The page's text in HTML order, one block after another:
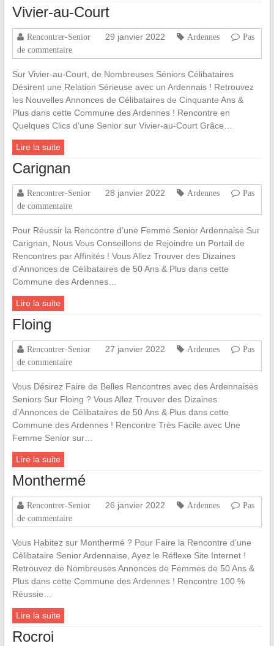
Vivier-au-Court
Rencontrer-Senior 29 janvier 2022 Ardennes
Pas
de commentaire
Sur Vivier-au-Court, de Nombreuses Séniors Célibataires
Désirent une Relation Sérieuse avec un Ardennais ! Retrouvez
les Nouvelles Annonces de Célibataires de Cinquante Ans &
Plus dans cette Commune des Ardennes ! Rencontre en
Quelques Clics d’une Senior sur Vivier-au-Court Grâce…
Lire la suite
Carignan
Rencontrer-Senior 28 janvier 2022 Ardennes
Pas
de commentaire
Pour Réussir la Rencontre d’une Femme Senior Ardennaise Sur
Carignan, Nous Vous Conseillons de Rejoindre un Portail de
Rencontres par Affinités ! Vous Allez Trouver des Dizaines
d’Annonces de Célibataires de 50 Ans & Plus dans cette
Commune des Ardennes…
Lire la suite
Floing
Rencontrer-Senior 27 janvier 2022 Ardennes
Pas
de commentaire
Vous Désirez Faire de Belles Rencontres avec des Ardennaises
Seniors Sur Floing ? Vous Allez Trouver des Dizaines
d’Annonces de Célibataires de 50 Ans & Plus dans cette
Commune des Ardennes ! Rencontre Très Facile avec Une
Femme Senior sur…
Lire la suite
Monthermé
Rencontrer-Senior 26 janvier 2022 Ardennes
Pas
de commentaire
Vous Habitez sur Monthermé ? Pour Faire la Rencontre d’une
Célibataire Senior Ardennaise, Ayez le Réflexe Site Internet !
Retrouvez de Nombreuses Annonces de Femmes de 50 Ans &
Plus dans cette Commune des Ardennes ! Rencontre 100 %
Réussie…
Lire la suite
Rocroi